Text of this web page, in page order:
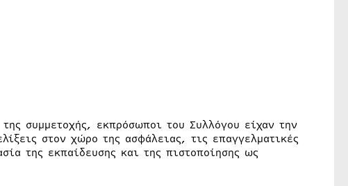
συμμετοχής, εκπρόσωποι του Συλλόγου είχαν την
στον χώρο της ασφάλειας, τις επαγγελματικές
της εκπαίδευσης και της πιστοποίησης ως